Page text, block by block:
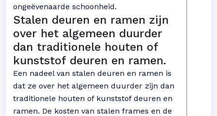
ongeëvenaarde schoonheid.
Stalen deuren en ramen zijn
over het algemeen duurder
dan traditionele houten of
kunststof deuren en ramen.
Een nadeel van stalen deuren en ramen is
dat ze over het algemeen duurder zijn dan
traditionele houten of kunststof deuren en
ramen. De kosten van stalen frames en de